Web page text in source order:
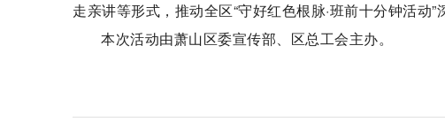
走亲讲等形式，推动全区“守好红色根脉·班前十分钟活动”
本次活动由萧山区委宣传部、区总工会主办。